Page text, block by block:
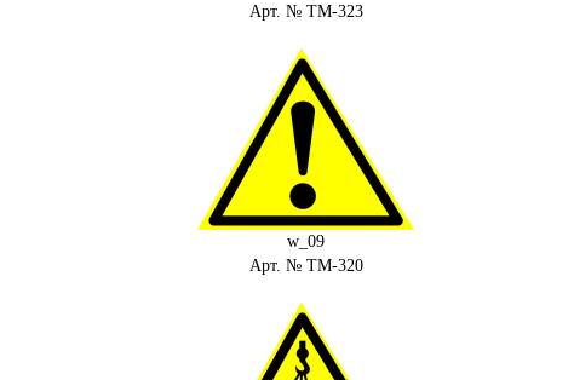
Арт. № ТМ-323
w_09
Арт. № ТМ-320